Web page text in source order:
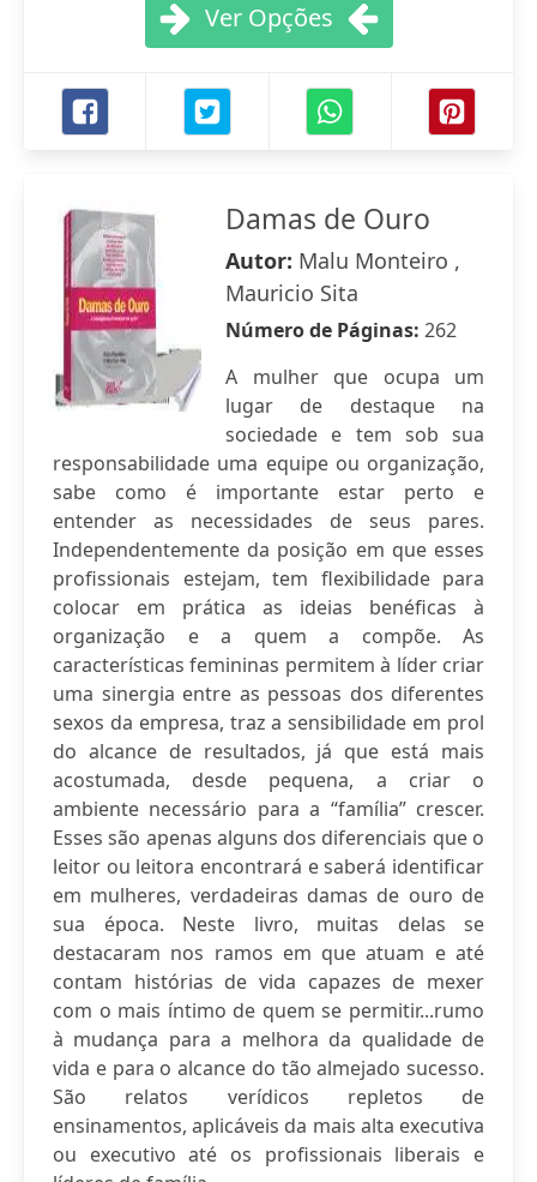
Ver Opções
Damas de Ouro
Autor: Malu Monteiro ,
Mauricio Sita
Número de Páginas: 262
A mulher que ocupa um
lugar de destaque na
sociedade e tem sob sua
responsabilidade uma equipe ou organização,
sabe como é importante estar perto e
entender as necessidades de seus pares.
Independentemente da posição em que esses
profissionais estejam, tem flexibilidade para
colocar em prática as ideias benéficas à
organização e a quem a compõe. As
características femininas permitem à líder criar
uma sinergia entre as pessoas dos diferentes
sexos da empresa, traz a sensibilidade em prol
do alcance de resultados, já que está mais
acostumada, desde pequena, a criar o
ambiente necessário para a “família” crescer.
Esses são apenas alguns dos diferenciais que o
leitor ou leitora encontrará e saberá identificar
em mulheres, verdadeiras damas de ouro de
sua época. Neste livro, muitas delas se
destacaram nos ramos em que atuam e até
contam histórias de vida capazes de mexer
com o mais íntimo de quem se permitir...rumo
à mudança para a melhora da qualidade de
vida e para o alcance do tão almejado sucesso.
São relatos verídicos repletos de
ensinamentos, aplicáveis da mais alta executiva
ou executivo até os profissionais liberais e